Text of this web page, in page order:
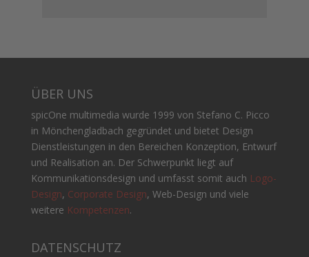
ÜBER UNS
spicOne multimedia wurde 1999 von Stefano C. Picco
in Mönchengladbach gegründet und bietet Design
Dienstleistungen in den Bereichen Konzeption, Entwurf
und Realisation an. Der Schwerpunkt liegt auf
Kommunikationsdesign und umfasst somit auch Logo-
Design, Corporate Design, Web-Design und viele
weitere Kompetenzen.
DATENSCHUTZ